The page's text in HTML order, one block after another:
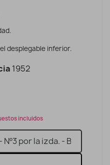
desplegable inferior.
1952
incluidos